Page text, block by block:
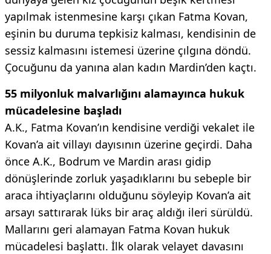
yapılmak istenmesine karşı çıkan Fatma Kovan,
eşinin bu duruma tepkisiz kalması, kendisinin de
sessiz kalmasını istemesi üzerine çılgına döndü.
Çocuğunu da yanına alan kadın Mardin’den kaçtı.
55 milyonluk malvarlığını alamayınca hukuk
mücadelesine başladı
A.K., Fatma Kovan’ın kendisine verdiği vekalet ile
Kovan’a ait villayı dayısının üzerine geçirdi. Daha
önce A.K., Bodrum ve Mardin arası gidip
dönüşlerinde zorluk yaşadıklarını bu sebeple bir
araca ihtiyaçlarını olduğunu söyleyip Kovan’a ait
arsayı sattırarak lüks bir araç aldığı ileri sürüldü.
Mallarını geri alamayan Fatma Kovan hukuk
mücadelesi başlattı. İlk olarak velayet davasını